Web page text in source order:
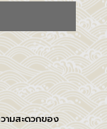
ามสะดวกของ